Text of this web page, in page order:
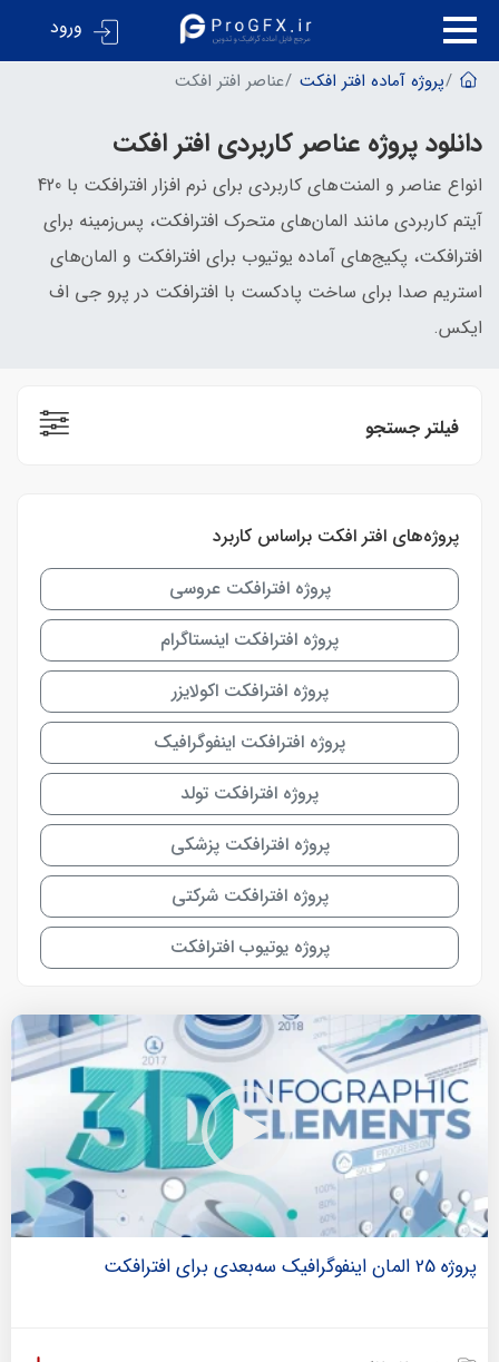
ورود
پروژه آماده افتر افکت عناصر افتر افکت
دانلود پروژه عناصر کاربردی افتر افکت
انواع عناصر و المنت‌های کاربردی برای نرم افزار افترافکت با 420
آیتم کاربردی مانند المان‌های متحرک افترافکت، پس‌زمینه برای
افترافکت، پکیج‌های آماده یوتیوب برای افترافکت و المان‌های
استریم صدا برای ساخت پادکست با افترافکت در پرو جی اف
ایکس.
فیلتر جستجو
پروژه‌های افتر افکت براساس کاربرد
پروژه افترافکت عروسی
پروژه افترافکت اینستاگرام
پروژه افترافکت اکولایزر
پروژه افترافکت اینفوگرافیک
پروژه افترافکت تولد
پروژه افترافکت پزشکی
پروژه افترافکت شرکتی
پروژه یوتیوب افترافکت
پروژه 25 المان اینفوگرافیک سه‌بعدی برای افترافکت